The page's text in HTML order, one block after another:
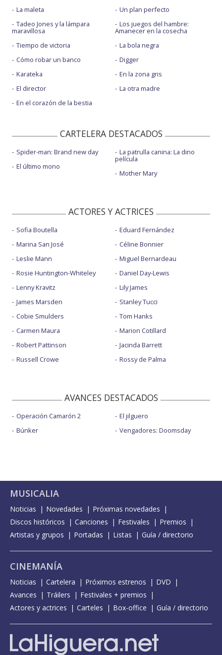
La maleta
Tadeo Jones y la lámpara
maravillosa
Tiempo de victoria
Cómo robar un banco
Karateka
El director
En el corazón de la bestia
Un plan perfecto
Los juegos del hambre:
Amanecer en la cosecha
La bola negra
Digger
En la zona gris
La otra madre
CARTELERA DESTACADOS
Spider-man: Brand new day
El último mono
La patrulla canina: La dino
película
Mother Mary
ACTORES Y ACTRICES
Sofia Boutella
Marina San José
Leslie Mann
Rosie Huntington-Whiteley
Lenny Kravitz
James Marsden
Cobie Smulders
Carmen Maura
Robert Pattinson
Russell Crowe
Eduard Fernández
Céline Bonnier
Miguel Bernardeau
Daniel Day-Lewis
Lily James
Stanley Tucci
Tom Hanks
Marion Cotillard
Jacinda Barrett
Rossy de Palma
AVANCES DESTACADOS
Operación Camarón 2
Búnker
El jilguero
Vengadores: Doomsday
MUSICALIA
Noticias Novedades
Próximas novedades
Discos históricos
Canciones Festivales
Premios
Artistas y grupos
Portadas Listas Guía / directorio
CINEMANÍA
Noticias Cartelera Próximos estrenos
DVD
Avances
Tráilers
Festivales + premios
Actores y actrices
Carteles Box-office Guía / directorio